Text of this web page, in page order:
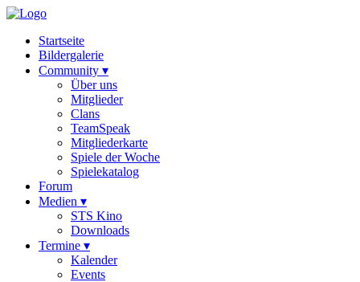
Startseite
Bildergalerie
Community ▾
Über uns
Mitglieder
Clans
TeamSpeak
Mitgliederkarte
Spiele der Woche
Spielekatalog
Forum
Medien ▾
STS Kino
Downloads
Termine ▾
Kalender
Events